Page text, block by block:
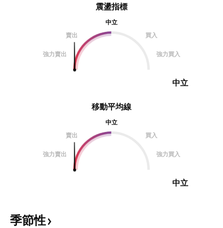
震盪指標
中立
賣出
買入
強力賣出 強力買入
中立
移動平均線
中立
賣出
買入
強力賣出 強力買入
中立
季節性